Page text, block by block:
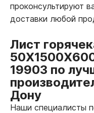
проконсультируют
доставки любой
Лист
19903 по
Дону
Наши специалисты